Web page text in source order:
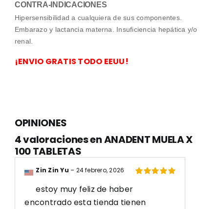
CONTRA-INDICACIONES
Hipersensibilidad a cualquiera de sus componentes.
Embarazo y lactancia materna. Insuficiencia hepática y/o
renal.
¡ENVIO GRATIS TODO EEUU!
OPINIONES
4 valoraciones enANADENT MUELA X
100 TABLETAS
Zin Zin Yu – 24 febrero, 2026
estoy muy feliz de haber
encontrado esta tienda tienen